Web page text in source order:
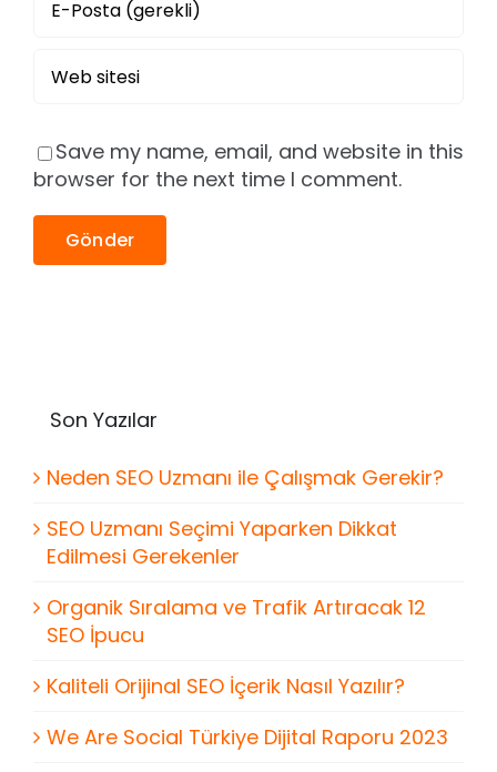
Save my name, email, and website in this
browser for the next time I comment.
Son Yazılar
Neden SEO Uzmanı ile Çalışmak Gerekir?
SEO Uzmanı Seçimi Yaparken Dikkat
Edilmesi Gerekenler
Organik Sıralama ve Trafik Artıracak 12
SEO İpucu
Kaliteli Orijinal SEO İçerik Nasıl Yazılır?
We Are Social Türkiye Dijital Raporu 2023